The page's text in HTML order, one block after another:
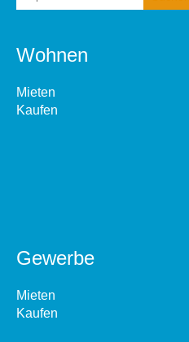
Wohnen
Mieten
Kaufen
Gewerbe
Mieten
Kaufen